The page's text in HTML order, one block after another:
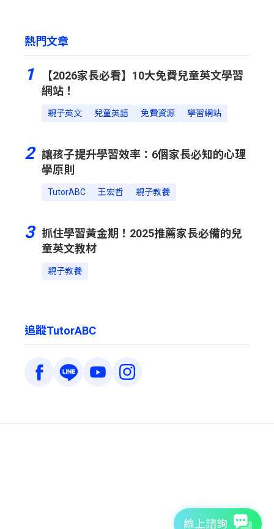
熱門文章
1
【2026家長必看】10大免費兒童英文學習
網站！
親子英文 兒童英語 免費資源 學習網站
2
讓孩子提升學習效率：6個家長必知的心理
學原則
TutorABC 王宏哲 親子教養
3
抓住學習黃金期！2025推薦家長必備的兒
童英文教材
親子教養
追蹤TutorABC
線上諮詢